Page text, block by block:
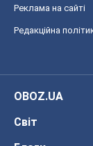
Реклама на сайті
Редакційна
OBOZ.UA
Світ